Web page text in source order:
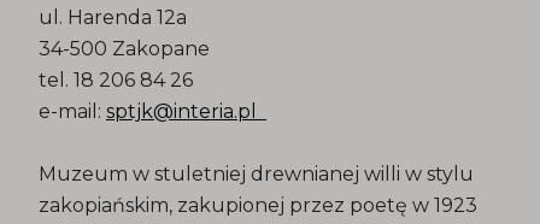
ul. Harenda 12a
34-500 Zakopane
tel. 18 206 84 26
e-mail: sptjk@interia.pl
Muzeum w stuletniej drewnianej willi w stylu
zakopiańskim, zakupionej przez poetę w 1923